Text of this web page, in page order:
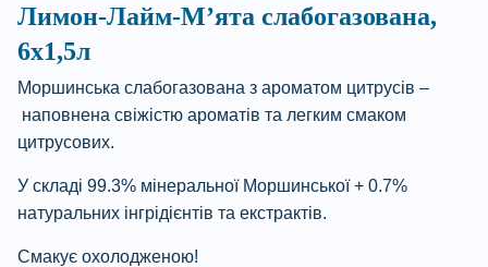
Лимон-Лайм-М’ята слабогазована,
6х1,5л
Моршинська слабогазована з ароматом цитрусів –
наповнена свіжістю ароматів та легким смаком
цитрусових.
У складі 99.3% мінеральної Моршинської + 0.7%
натуральних інгрідієнтів та екстрактів.
Смакує охолодженою!